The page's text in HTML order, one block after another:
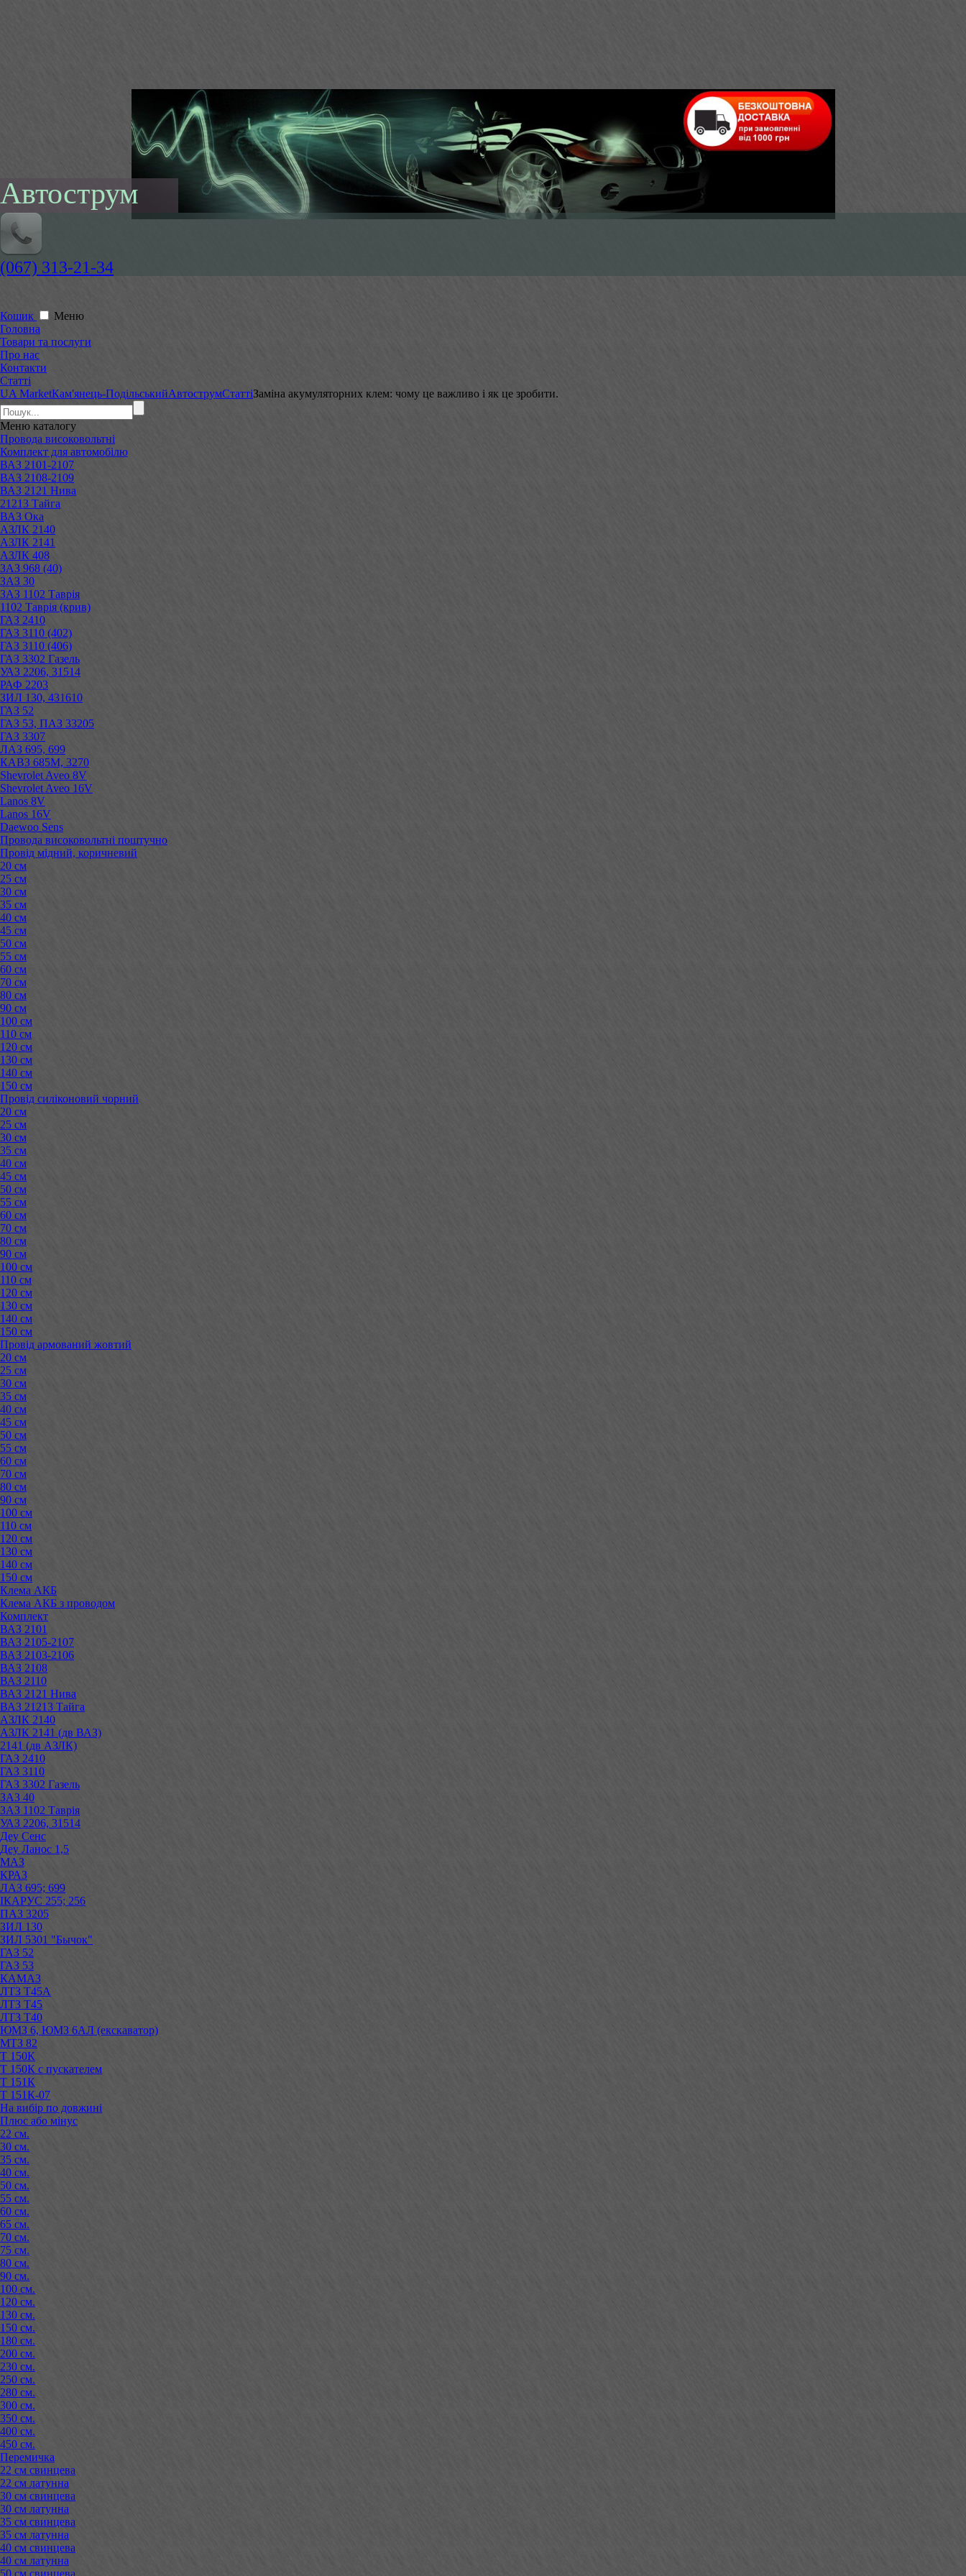
Автострум
(067) 313-21-34
Кошик
Меню
Головна
Товари та послуги
Про нас
Контакти
Статті
UA MarketКам'янець-ПодільськийАвтострумСтатті​Заміна акумуляторних клем: чому це важливо і як це зробити.
Меню каталогу
Провода високовольтні
Комплект для автомобілю
ВАЗ 2101-2107
ВАЗ 2108-2109
ВАЗ 2121 Нива
21213 Тайга
ВАЗ Ока
АЗЛК 2140
АЗЛК 2141
АЗЛК 408
ЗАЗ 968 (40)
ЗАЗ 30
ЗАЗ 1102 Таврія
1102 Таврія (крив)
ГАЗ 2410
ГАЗ 3110 (402)
ГАЗ 3110 (406)
ГАЗ 3302 Газель
УАЗ 2206, 31514
РАФ 2203
ЗИЛ 130, 431610
ГАЗ 52
ГАЗ 53, ПАЗ 33205
ГАЗ 3307
ЛАЗ 695, 699
КАВЗ 685М, 3270
Shevrolet Aveo 8V
Shevrolet Aveo 16V
Lanos 8V
Lanos 16V
Daewoo Sens
Провода високовольтні поштучно
Провід мідний, коричневий
20 см
25 см
30 см
35 см
40 см
45 см
50 см
55 см
60 см
70 см
80 см
90 см
100 см
110 см
120 см
130 см
140 см
150 см
Провід силіконовий чорний
20 см
25 см
30 см
35 см
40 см
45 см
50 см
55 см
60 см
70 см
80 см
90 см
100 см
110 см
120 см
130 см
140 см
150 см
Провід армований жовтий
20 см
25 см
30 см
35 см
40 см
45 см
50 см
55 см
60 см
70 см
80 см
90 см
100 см
110 см
120 см
130 см
140 см
150 см
Клема АКБ
Клема АКБ з проводом
Комплект
ВАЗ 2101
ВАЗ 2105-2107
ВАЗ 2103-2106
ВАЗ 2108
ВАЗ 2110
ВАЗ 2121 Нива
ВАЗ 21213 Тайга
АЗЛК 2140
АЗЛК 2141 (дв ВАЗ)
2141 (дв АЗЛК)
ГАЗ 2410
ГАЗ 3110
ГАЗ 3302 Газель
ЗАЗ 40
ЗАЗ 1102 Таврія
УАЗ 2206, 31514
Деу Сенс
Деу Ланос 1,5
МАЗ
КРАЗ
ЛАЗ 695; 699
ІКАРУС 255; 256
ПАЗ 3205
ЗИЛ 130
ЗИЛ 5301 "Бычок"
ГАЗ 52
ГАЗ 53
КАМАЗ
ЛТЗ Т45А
ЛТЗ Т45
ЛТЗ Т40
ЮМЗ 6, ЮМЗ 6АЛ (екскаватор)
МТЗ 82
Т 150К
Т 150К с пускателем
Т 151К
Т 151К-07
На вибір по довжині
Плюс або мінус
22 см.
30 см.
35 см.
40 см.
50 см.
55 см.
60 см.
65 см.
70 см.
75 см.
80 см.
90 см.
100 см.
120 см.
130 см.
150 см.
180 см.
200 см.
230 см.
250 см.
280 см.
300 см.
350 см.
400 см.
450 см.
Перемичка
22 см свинцева
22 см латунна
30 см свинцева
30 см латунна
35 см свинцева
35 см латунна
40 см свинцева
40 см латунна